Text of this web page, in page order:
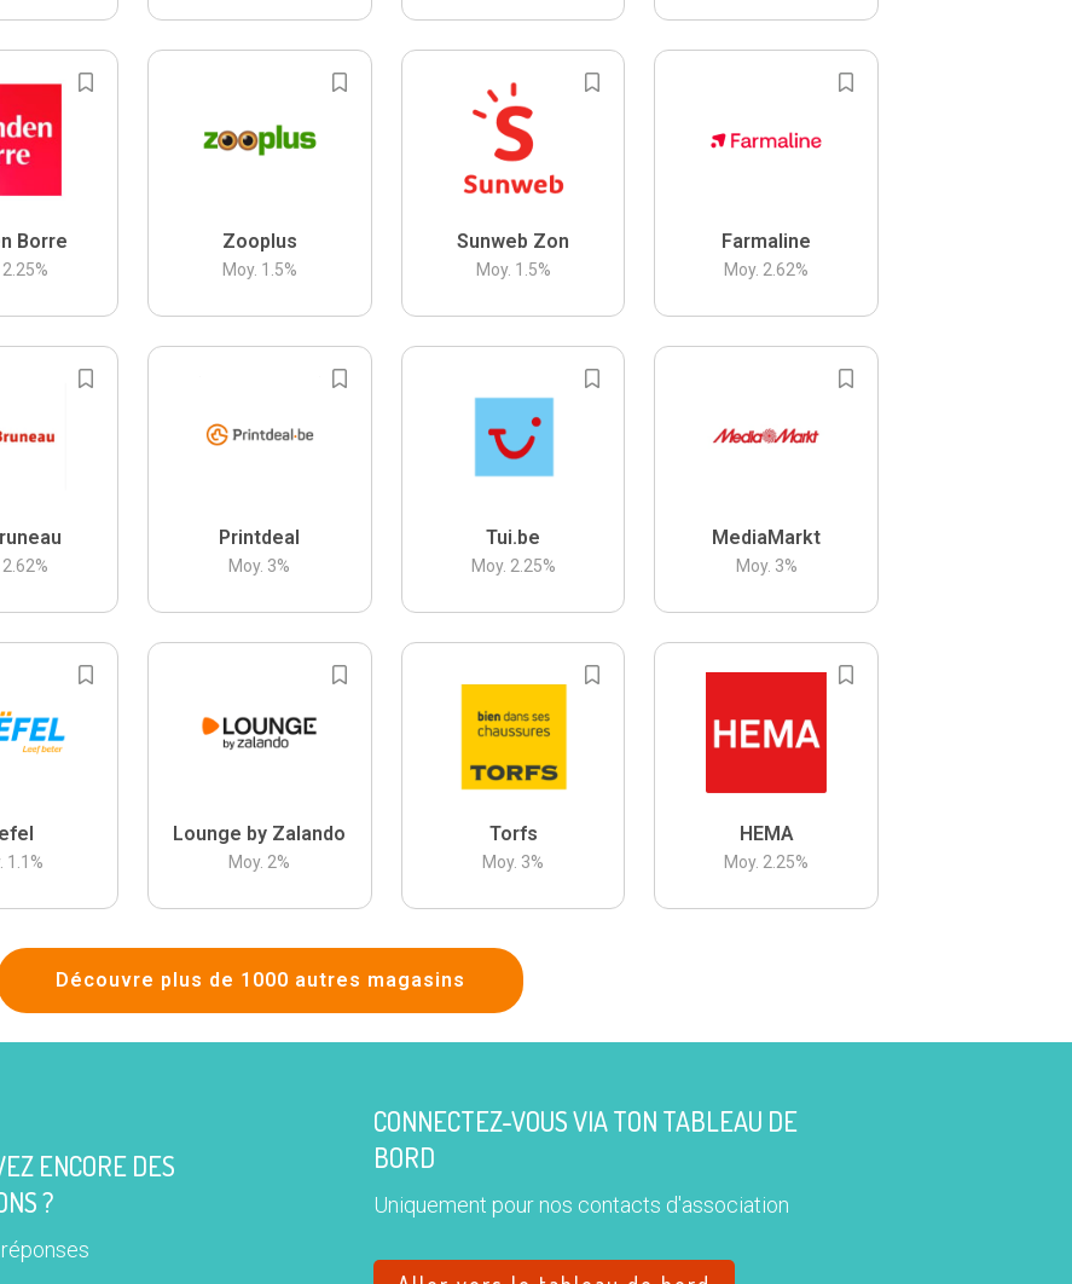
Borre
2.25%
Zooplus
Moy. 1.5%
Sunweb Zon
Moy. 1.5%
Farmaline
Moy. 2.62%
2.62%
Printdeal
Moy. 3%
Tui.be
Moy. 2.25%
MediaMarkt
Moy. 3%
1.1 %
Lounge by Zalando
Moy. 2%
Torfs
Moy. 3%
HEMA
Moy. 2.25%
Découvre plus de 1000 autres magasins
ENCORE DES
?
réponses
CONNECTEZ-VOUS VIA TON TABLEAU DE
BORD
Uniquement pour nos contacts d'association